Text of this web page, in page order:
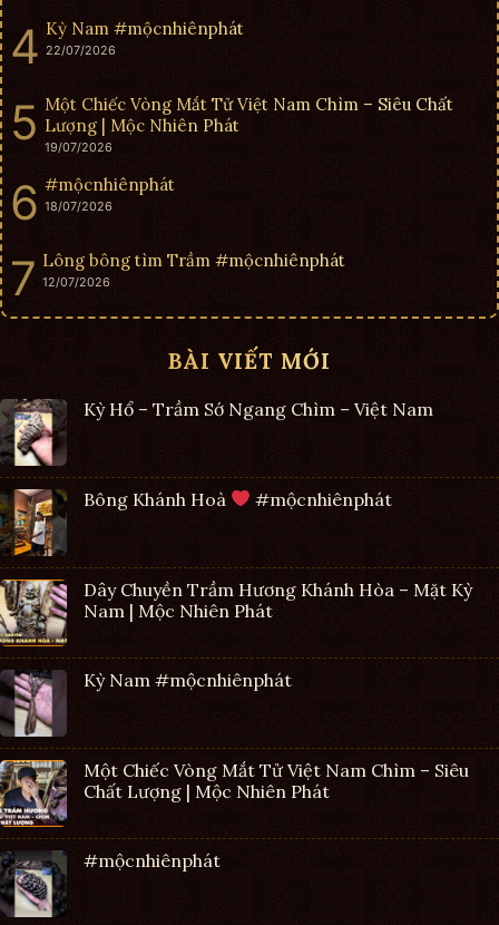
Kỳ Nam #mộcnhiênphát
22/07/2026
Một Chiếc Vòng Mắt Tử Việt Nam Chìm – Siêu Chất
Lượng | Mộc Nhiên Phát
19/07/2026
#mộcnhiênphát
18/07/2026
Lông bông tìm Trầm #mộcnhiênphát
12/07/2026
BÀI VIẾT MỚI
Kỳ Hổ – Trầm Sớ Ngang Chìm – Việt Nam
Bông Khánh Hoà #mộcnhiênphát
Dây Chuyền Trầm Hương Khánh Hòa – Mặt Kỳ
Nam | Mộc Nhiên Phát
Kỳ Nam #mộcnhiênphát
Một Chiếc Vòng Mắt Tử Việt Nam Chìm – Siêu
Chất Lượng | Mộc Nhiên Phát
#mộcnhiênphát